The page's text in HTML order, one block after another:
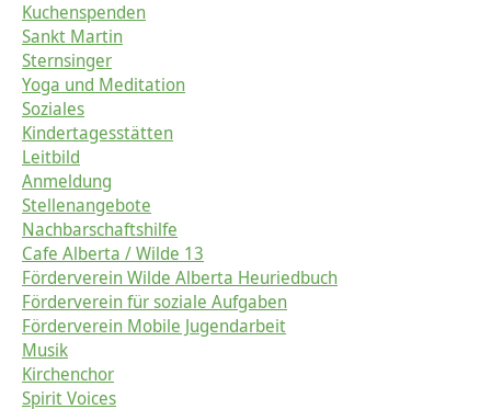
Kuchenspenden
Sankt Martin
Sternsinger
Yoga und Meditation
Soziales
Kindertagesstätten
Leitbild
Anmeldung
Stellenangebote
Nachbarschaftshilfe
Cafe Alberta / Wilde 13
Förderverein Wilde Alberta Heuriedbuch
Förderverein für soziale Aufgaben
Förderverein Mobile Jugendarbeit
Musik
Kirchenchor
Spirit Voices